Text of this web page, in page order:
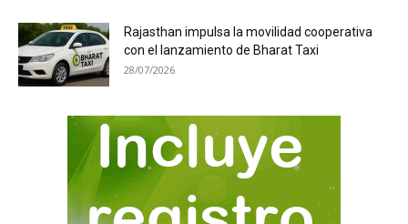
Rajasthan impulsa la movilidad cooperativa
con el lanzamiento de Bharat Taxi
28/07/2026